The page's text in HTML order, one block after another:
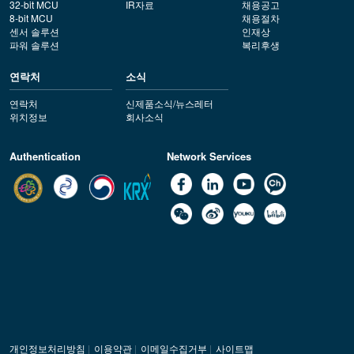
32-bit MCU
8-bit MCU
센서 솔루션
파워 솔루션
IR자료
채용공고
채용절차
인재상
복리후생
연락처
연락처
위치정보
소식
신제품소식/뉴스레터
회사소식
Authentication Network Services
개인정보처리방침 | 이용약관| 이메일수집거부 | 사이트맵